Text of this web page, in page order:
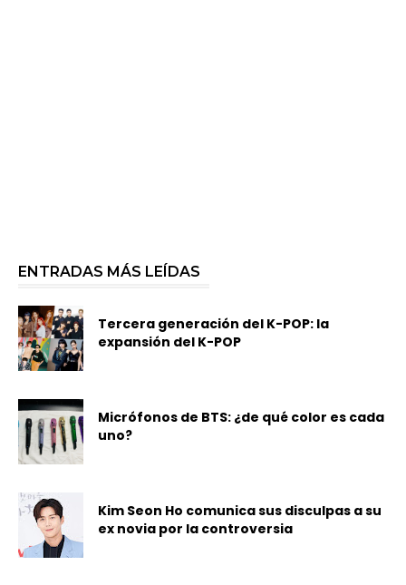
ENTRADAS MÁS LEÍDAS
Tercera generación del K-POP: la
expansión del K-POP
Micrófonos de BTS: ¿de qué color es cada
uno?
Kim Seon Ho comunica sus disculpas a su
ex novia por la controversia